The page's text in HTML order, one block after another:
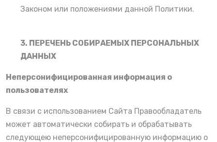
Законом или положениями данной Политики.
3. ПЕРЕЧЕНЬ СОБИРАЕМЫХ ПЕРСОНАЛЬНЫХ
ДАННЫХ
Неперсонифицированная информация о
пользователях
В связи с использованием Сайта Правообладатель
может автоматически собирать и обрабатывать
следующею неперсонифицированную информацию о